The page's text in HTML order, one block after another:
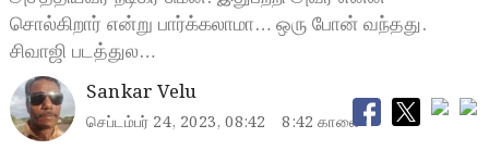
சொல்கிறார் என்று பார்க்கலாமா… ஒரு போன் வந்தது.
சிவாஜி படத்துல…
Sankar Velu
செப்டம்பர் 24, 2023, 08:42 8:42 காலை